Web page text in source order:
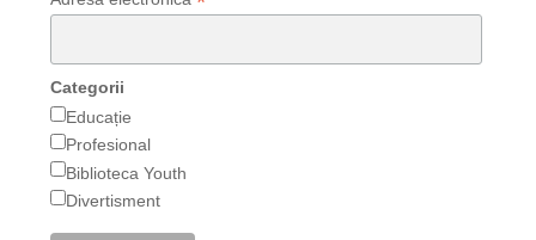
Categorii
Educație
Profesional
Biblioteca Youth
Divertisment